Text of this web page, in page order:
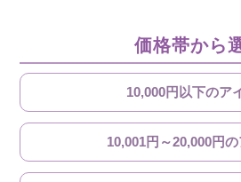
価格帯から
10,000円以下のア
10,001円～20,000円